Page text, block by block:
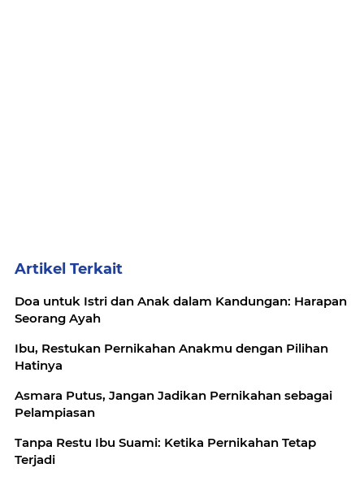
Artikel Terkait
Doa untuk Istri dan Anak dalam Kandungan: Harapan
Seorang Ayah
Ibu, Restukan Pernikahan Anakmu dengan Pilihan
Hatinya
Asmara Putus, Jangan Jadikan Pernikahan sebagai
Pelampiasan
Tanpa Restu Ibu Suami: Ketika Pernikahan Tetap
Terjadi